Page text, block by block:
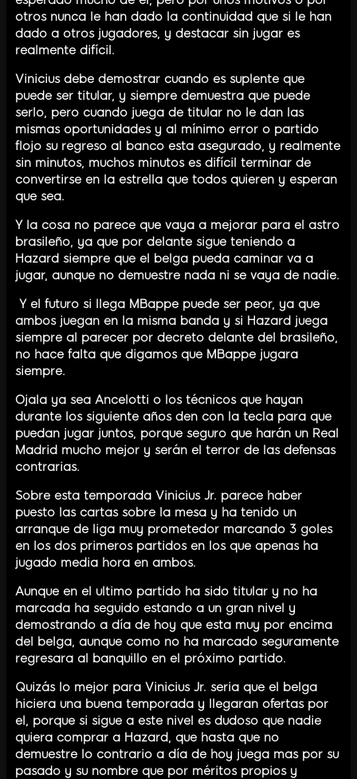
otros nunca le han dado la continuidad que si le han
dado a otros jugadores, y destacar sin jugar es
realmente difícil.
Vinicius debe demostrar cuando es suplente que
puede ser titular, y siempre demuestra que puede
serlo, pero cuando juega de titular no le dan las
mismas oportunidades y al mínimo error o partido
flojo su regreso al banco esta asegurado, y realmente
sin minutos, muchos minutos es difícil terminar de
convertirse en la estrella que todos quieren y esperan
que sea.
Y la cosa no parece que vaya a mejorar para el astro
brasileño, ya que por delante sigue teniendo a
Hazard siempre que el belga pueda caminar va a
jugar, aunque no demuestre nada ni se vaya de nadie.
Y el futuro si llega MBappe puede ser peor, ya que
ambos juegan en la misma banda y si Hazard juega
siempre al parecer por decreto delante del brasileño,
no hace falta que digamos que MBappe jugara
siempre.
Ojala ya sea Ancelotti o los técnicos que hayan
durante los siguiente años den con la tecla para que
puedan jugar juntos, porque seguro que harán un Real
Madrid mucho mejor y serán el terror de las defensas
contrarias.
Sobre esta temporada Vinicius Jr. parece haber
puesto las cartas sobre la mesa y ha tenido un
arranque de liga muy prometedor marcando 3 goles
en los dos primeros partidos en los que apenas ha
jugado media hora en ambos.
Aunque en el ultimo partido ha sido titular y no ha
marcada ha seguido estando a un gran nivel y
demostrando a día de hoy que esta muy por encima
del belga, aunque como no ha marcado seguramente
regresara al banquillo en el próximo partido.
Quizás lo mejor para Vinicius Jr. seria que el belga
hiciera una buena temporada y llegaran ofertas por
el, porque si sigue a este nivel es dudoso que nadie
quiera comprar a Hazard, que hasta que no
demuestre lo contrario a día de hoy juega mas por su
pasado y su nombre que por méritos propios y